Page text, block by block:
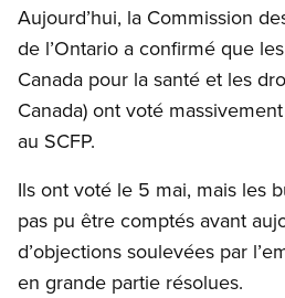
Aujourd’hui, la Commission
de l’Ontario a confirmé que
Canada pour la santé et les
Canada) ont voté
au SCFP.
Ils ont voté le 5 mai, mais les
pas pu être comptés avant
d’objections soulevées par
en grande partie résolues.